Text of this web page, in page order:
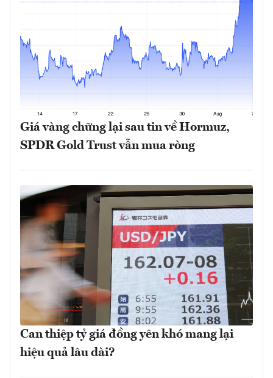
Giá vàng chững lại sau tin về Hormuz,
SPDR Gold Trust vẫn mua ròng
Can thiệp tỷ giá đồng yên khó mang lại
hiệu quả lâu dài?